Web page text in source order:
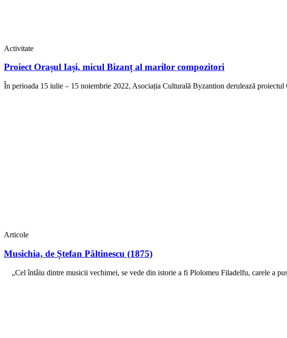
Activitate
Proiect Orașul Iași, micul Bizanț al marilor compozitori
În perioada 15 iulie – 15 noiembrie 2022, Asociația Culturală Byzantion derulează
Articole
Musichia, de Ștefan Păltinescu (1875)
„Cel întâiu dintre musicii vechimei, se vede din istorie a fi Plolomeu Filadelfu, carele a